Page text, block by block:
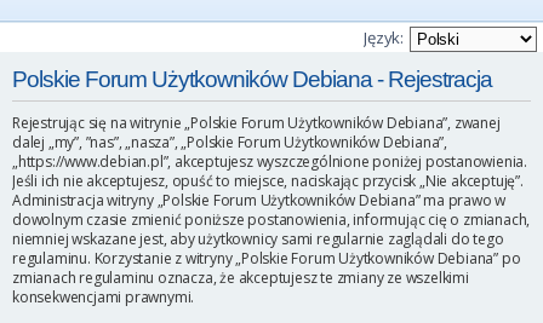
z
u
j
Język:
Polskie Forum Użytkowników Debiana - Rejestracja
Rejestrując się na witrynie „Polskie Forum Użytkowników Debiana”, zwanej
dalej „my”, ”nas”, „nasza”, „Polskie Forum Użytkowników Debiana”,
„https://www.debian.pl”, akceptujesz wyszczególnione poniżej postanowienia.
Jeśli ich nie akceptujesz, opuść to miejsce, naciskając przycisk „Nie akceptuję”.
Administracja witryny „Polskie Forum Użytkowników Debiana” ma prawo w
dowolnym czasie zmienić poniższe postanowienia, informując cię o zmianach,
niemniej wskazane jest, aby użytkownicy sami regularnie zaglądali do tego
regulaminu. Korzystanie z witryny „Polskie Forum Użytkowników Debiana” po
zmianach regulaminu oznacza, że akceptujesz te zmiany ze wszelkimi
konsekwencjami prawnymi.